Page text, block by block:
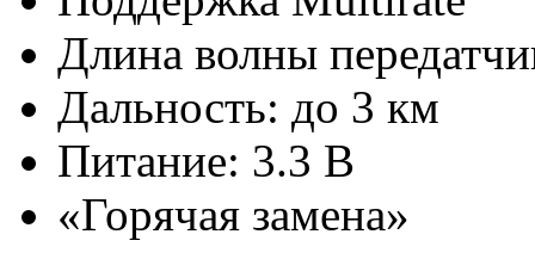
Длина волны
Дальность: до 3 км
Питание: 3.3 В
«Горячая замена»